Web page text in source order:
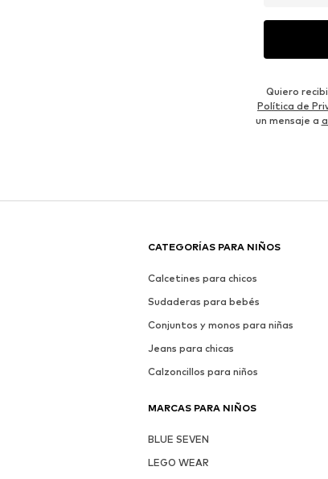
Quiero
Política de
un mensaje a
CATEGORÍAS PARA NIÑOS
Calcetines para chicos
Sudaderas para bebés
Conjuntos y monos para niñas
Jeans para chicas
Calzoncillos para niños
MARCAS PARA NIÑOS
BLUE SEVEN
LEGO WEAR